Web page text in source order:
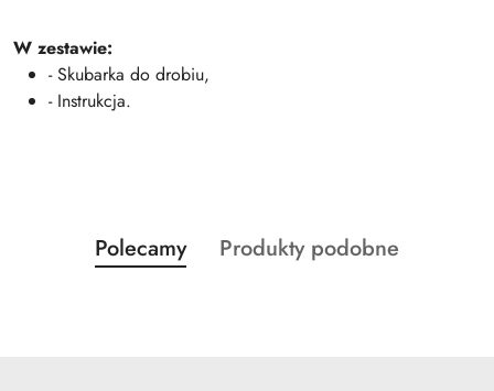
W zestawie:
- Skubarka do drobiu,
- Instrukcja.
Pomiń karuzelę produktów
Produkty
o
Polecamy
Produkty
Produkty podobne